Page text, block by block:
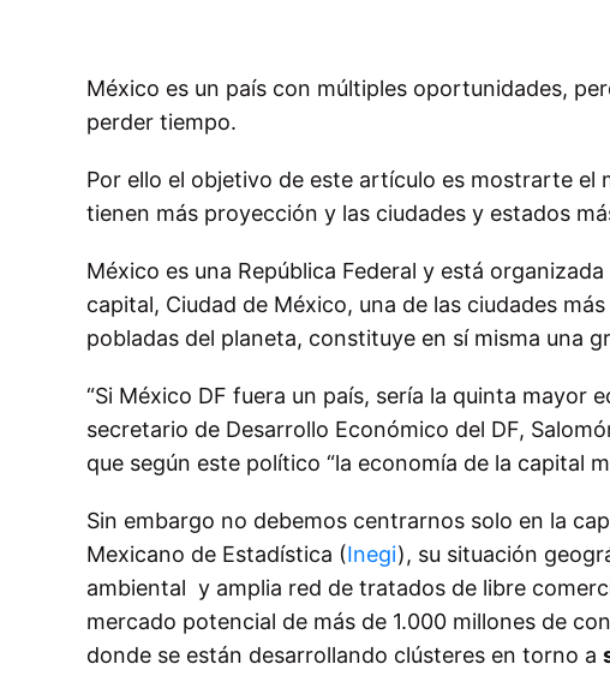
México es un país con múltiples oportunidades,
perder tiempo.
Por ello el objetivo de este artículo es mostrarte el
tienen más proyección y las ciudades y estados
México es una República Federal y está
capital, Ciudad de México, una de las ciudades
pobladas del planeta, constituye en sí misma una
“Si México DF fuera un país, sería la quinta mayor
secretario de Desarrollo Económico del DF,
que según este político “la economía de la capital
Sin embargo no debemos centrarnos solo en la
Mexicano de Estadística (Inegi), su situación
ambiental y amplia red de tratados de libre
mercado potencial de más de 1.000 millones de
donde se están desarrollando clústeres en torno a